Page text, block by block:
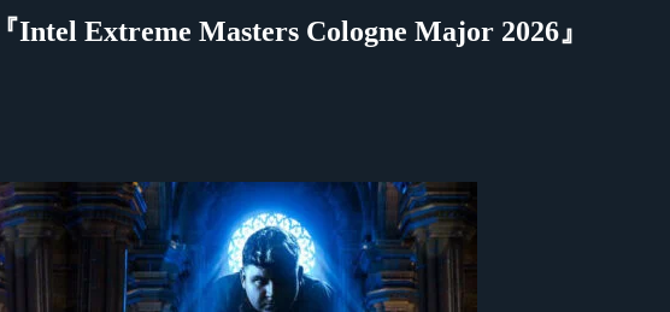
Extreme Masters Cologne Major 2026』